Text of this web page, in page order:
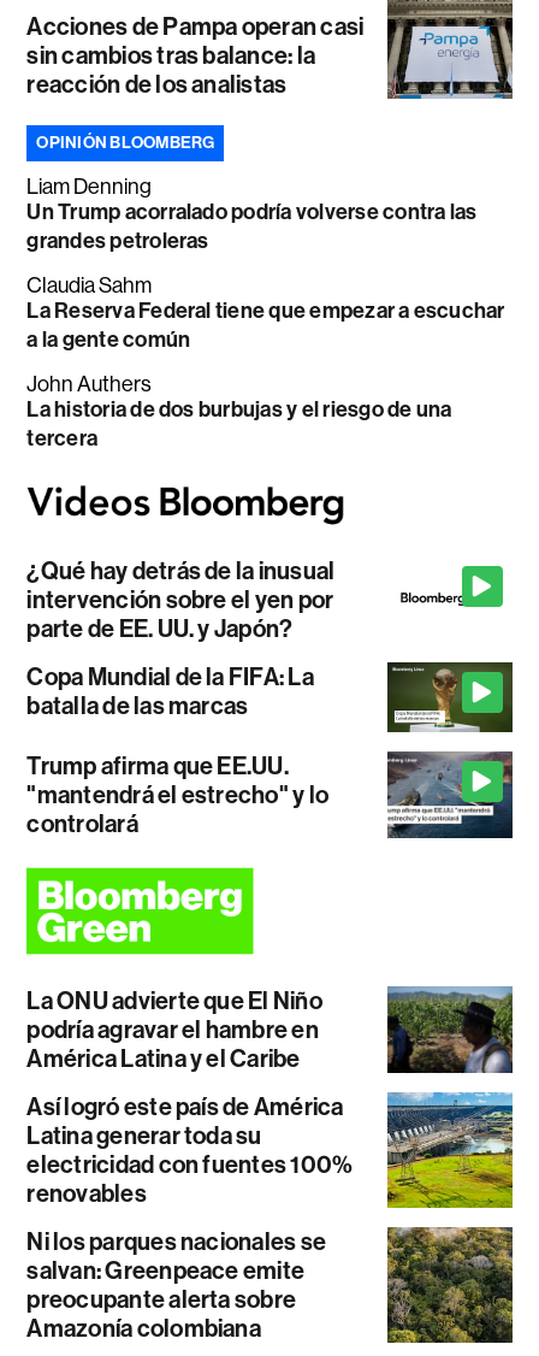
Acciones de Pampa operan casi
sin cambios tras balance: la
reacción de los analistas
OPINIÓN BLOOMBERG
Liam Denning
Un Trump acorralado podría volverse contra las
grandes petroleras
Claudia Sahm
La Reserva Federal tiene que empezar a escuchar
a la gente común
John Authers
La historia de dos burbujas y el riesgo de una
tercera
¿Qué hay detrás de la inusual
intervención sobre el yen por
parte de EE. UU. y Japón?
Copa Mundial de la FIFA: La
batalla de las marcas
Trump afirma que EE.UU.
"mantendrá el estrecho" y lo
controlará
La ONU advierte que El Niño
podría agravar el hambre en
América Latina y el Caribe
Así logró este país de América
Latina generar toda su
electricidad con fuentes 100%
renovables
Ni los parques nacionales se
salvan: Greenpeace emite
preocupante alerta sobre
Amazonía colombiana